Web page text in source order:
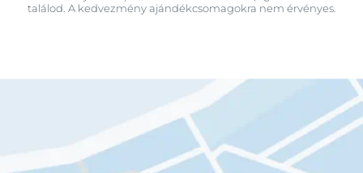
találod. A kedvezmény ajándékcsomagokra nem érvényes.